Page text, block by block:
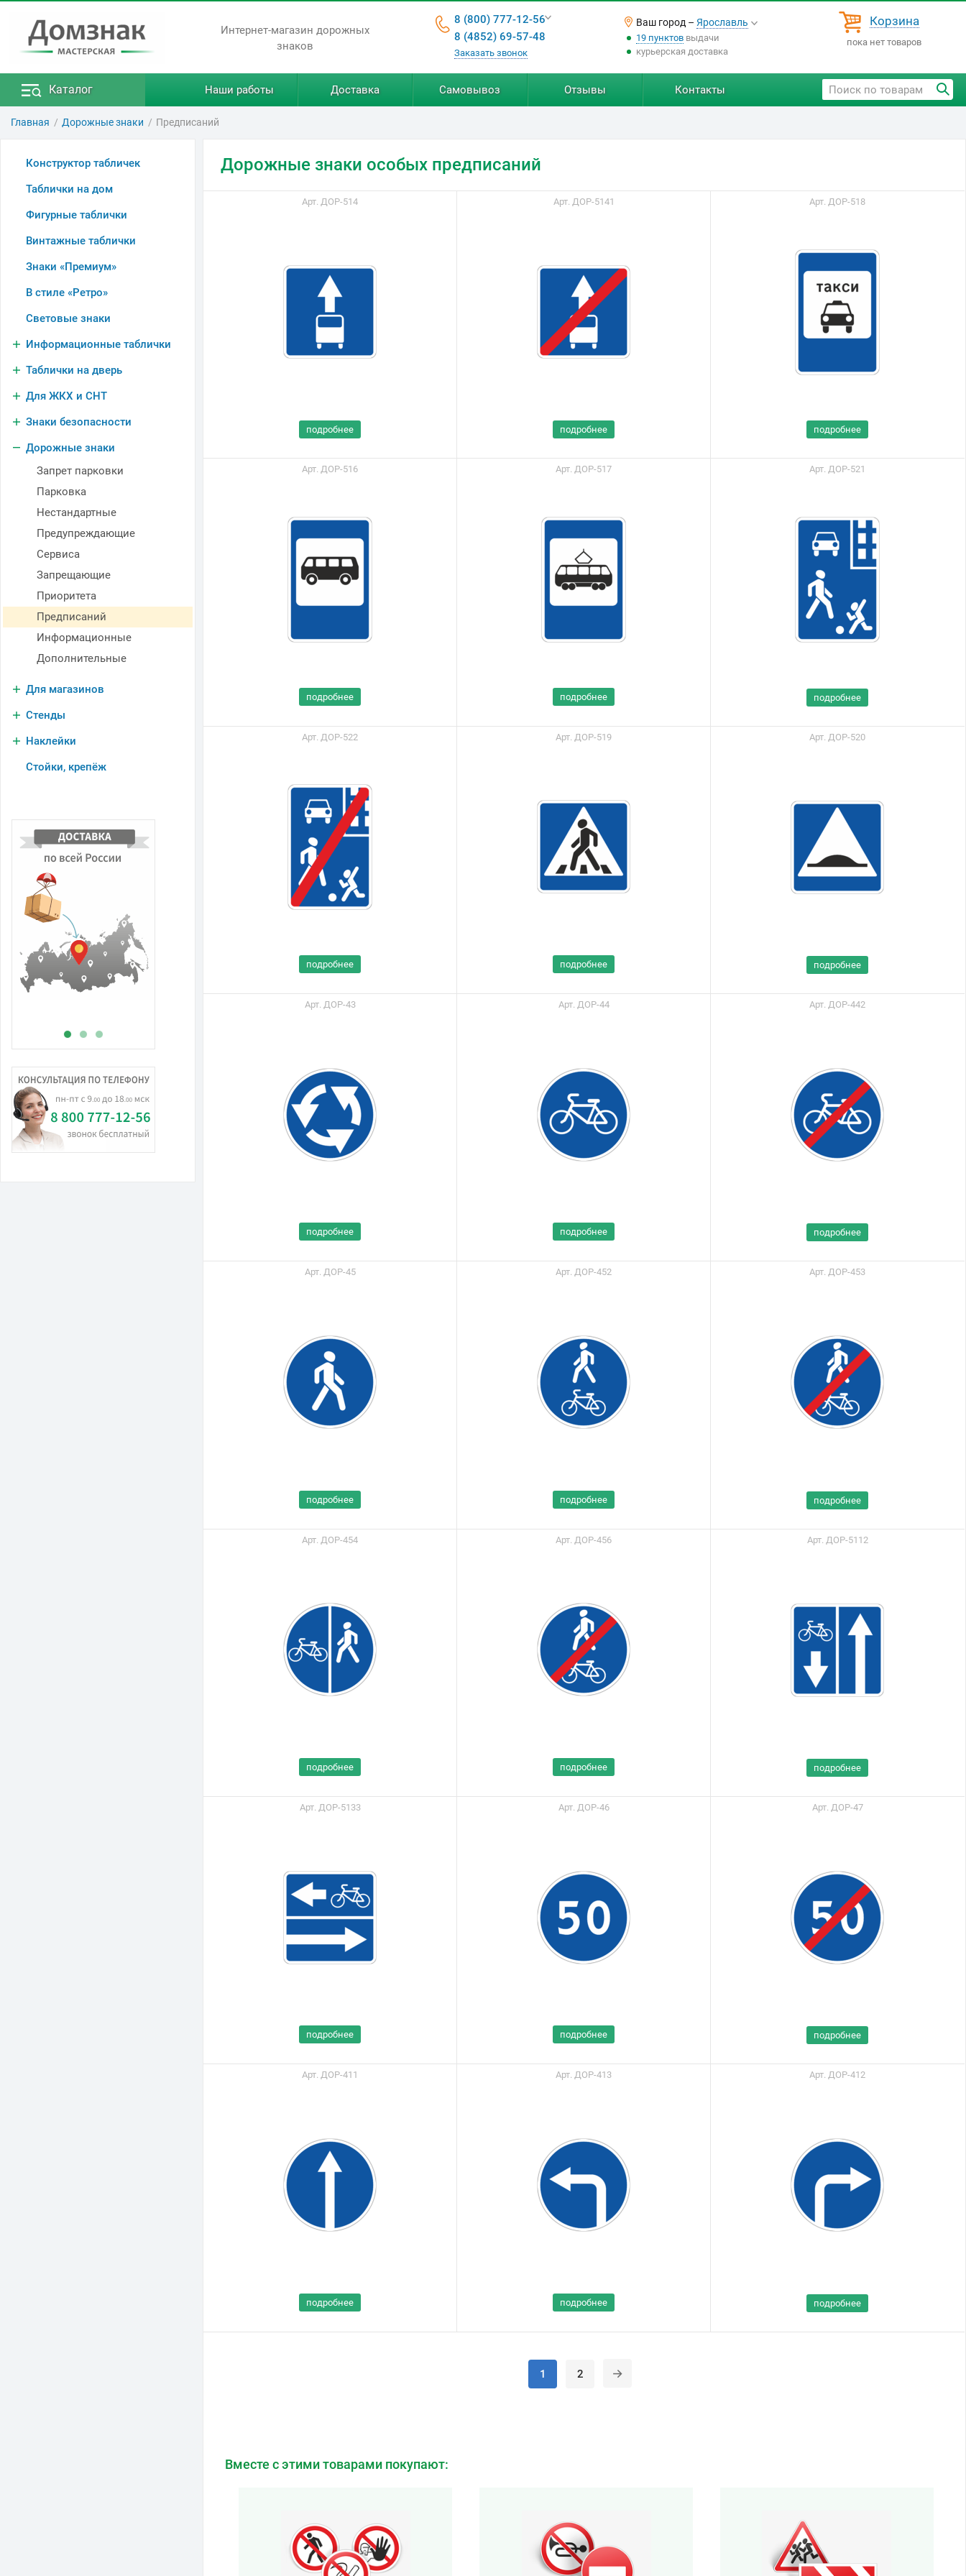
Интернет-магазин дорожных
знаков
8 (800) 777-12-56
8 (4852) 69-57-48
Заказать звонок
Ваш город – Ярославль
19 пунктоввыдачи
курьерская доставка
Корзина
пока нет товаров
Каталог Наши работы Доставка Самовывоз Отзывы Контакты
Главная Дорожные знаки Предписаний
Конструктор табличек
Таблички на дом
Фигурные таблички
Винтажные таблички
Знаки «Премиум»
В стиле «Ретро»
Световые знаки
Информационные таблички
Таблички на дверь
Для ЖКХ и СНТ
Знаки безопасности
Дорожные знаки
Запрет парковки
Парковка
Нестандартные
Предупреждающие
Сервиса
Запрещающие
Приоритета
Предписаний
Информационные
Дополнительные
Для магазинов
Стенды
Наклейки
Стойки, крепёж
нашу продукцию через
Портал поставщиков
нашу продукцию через
Портал поставщиков
Дорожные знаки особых предписаний
Арт. ДОР-514
подробнее
Арт. ДОР-5141
подробнее
Арт. ДОР-518
подробнее
Арт. ДОР-516
подробнее
Арт. ДОР-517
подробнее
Арт. ДОР-521
подробнее
Арт. ДОР-522
подробнее
Арт. ДОР-519
подробнее
Арт. ДОР-520
подробнее
Арт. ДОР-43
подробнее
Арт. ДОР-44
подробнее
Арт. ДОР-442
подробнее
Арт. ДОР-45
подробнее
Арт. ДОР-452
подробнее
Арт. ДОР-453
подробнее
Арт. ДОР-454
подробнее
Арт. ДОР-456
подробнее
Арт. ДОР-5112
подробнее
Арт. ДОР-5133
подробнее
Арт. ДОР-46
подробнее
Арт. ДОР-47
подробнее
Арт. ДОР-411
подробнее
Арт. ДОР-413
подробнее
Арт. ДОР-412
подробнее
1 2
Вместе с этими товарами покупают: